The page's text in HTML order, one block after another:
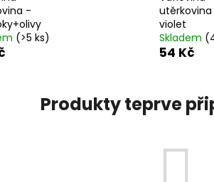
-
(>5 ks)
violet
Skladem
54 Kč
Produkty teprve